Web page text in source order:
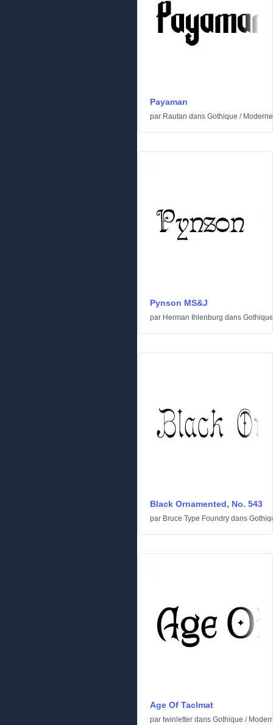
Payaman
par Rautan dans Gothique / Moderne
Pynson MS&J
par Herman Ihlenburg dans Gothique
Black Ornamented, No. 543
par Bruce Type Foundry dans
Age Of Taclmat
par twinletter dans Gothique /